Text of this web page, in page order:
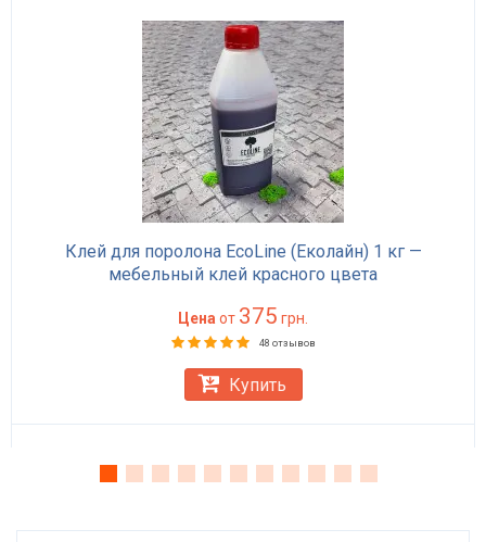
Клей для поролона EcoLine (Еколайн) 1 кг —
мебельный клей красного цвета
Цена от 375 грн.
48 отзывов
Купить